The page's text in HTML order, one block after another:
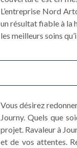
L’entreprise Nord
un résultat fiable à la
les meilleurs soins
Vous désirez
Journy. Quels que
projet. Ravaleur à
et de vos attentes.